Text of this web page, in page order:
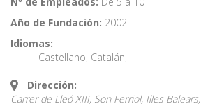
Año de Fundación: 2002
Idiomas:
Castellano, Catalán,
Dirección:
Carrer de Lleó XIII, Son Ferriol, Illes Balears,